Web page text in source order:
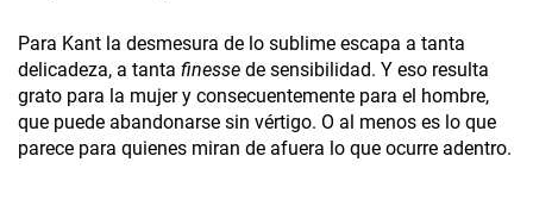
Para Kant la desmesura de lo sublime escapa a tanta
delicadeza, a tanta finesse de sensibilidad. Y eso resulta
grato para la mujer y consecuentemente para el hombre,
que puede abandonarse sin vértigo. O al menos es lo que
parece para quienes miran de afuera lo que ocurre adentro.